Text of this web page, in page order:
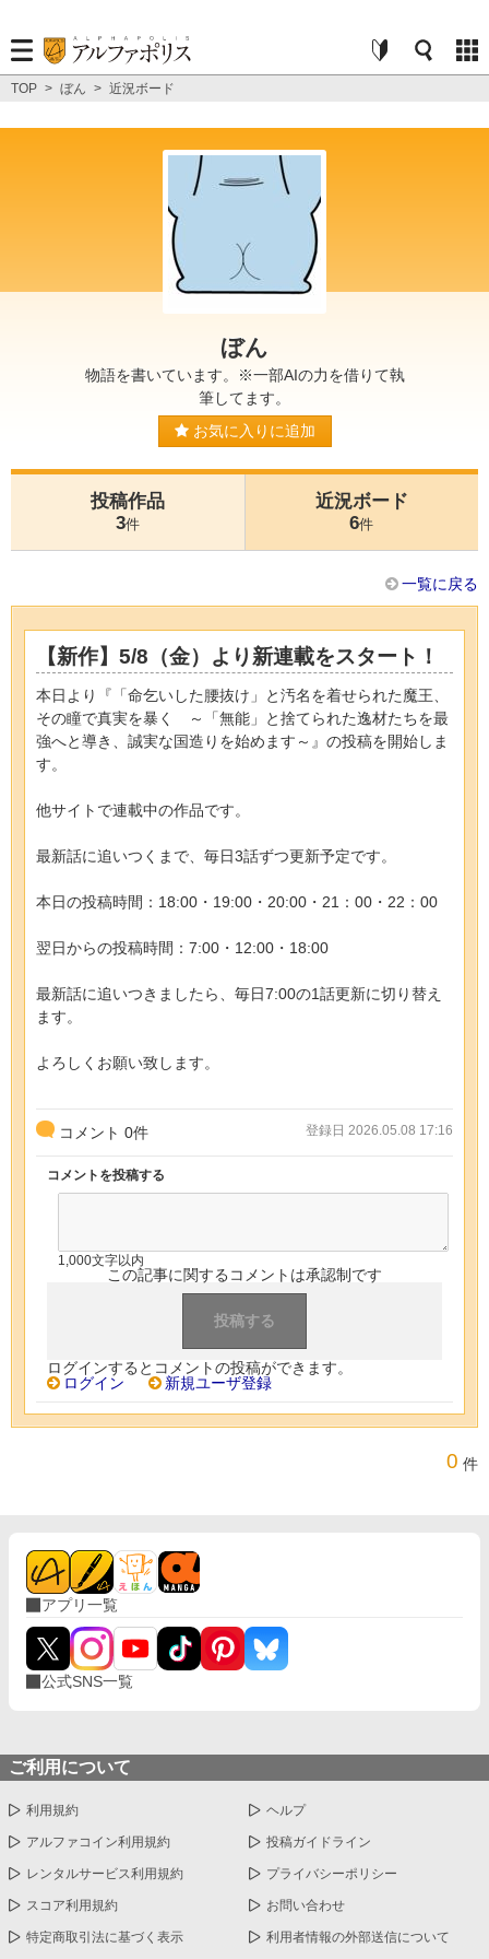
TOP > ぼん > 近況ボード
ぼん
物語を書いています。※一部AIの力を借りて執
筆してます。
お気に入りに追加
投稿作品
3件
近況ボード
6件
一覧に戻る
【新作】5/8（金）より新連載をスタート！
本日より『「命乞いした腰抜け」と汚名を着せられた魔王、
その瞳で真実を暴く ～「無能」と捨てられた逸材たちを最
強へと導き、誠実な国造りを始めます～』の投稿を開始しま
す。
他サイトで連載中の作品です。
最新話に追いつくまで、毎日3話ずつ更新予定です。
本日の投稿時間：18:00・19:00・20:00・21：00・22：00
翌日からの投稿時間：7:00・12:00・18:00
最新話に追いつきましたら、毎日7:00の1話更新に切り替え
ます。
よろしくお願い致します。
コメント 0件 登録日 2026.05.08 17:16
コメントを投稿する
1,000文字以内
この記事に関するコメントは承認制です
ログインするとコメントの投稿ができます。
ログイン
新規ユーザ登録
0 件
アプリ一覧
公式SNS一覧
ご利用について
利用規約 ヘルプ
アルファコイン利用規約 投稿ガイドライン
レンタルサービス利用規約 プライバシーポリシー
スコア利用規約 お問い合わせ
特定商取引法に基づく表示 利用者情報の外部送信について